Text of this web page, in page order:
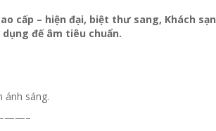
cấp – hiện đại, biệt thư sang, Khách sạn
đế âm tiêu chuẩn.
ánh sáng.